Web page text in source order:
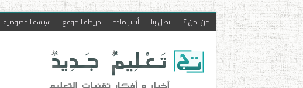
من نحن ؟ اتصل بنا أنشر مادة خريطة الموقع سياسة الخصوصية